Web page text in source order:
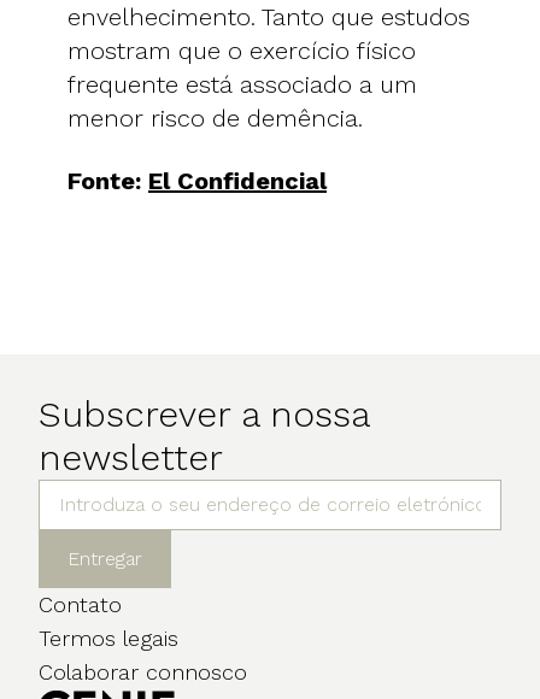
envelhecimento. Tanto que estudos
mostram que o exercício físico
frequente está associado a um
menor risco de demência.
Fonte: El Confidencial
Subscrever a nossa
newsletter
Entregar
Contato
Termos legais
Colaborar connosco